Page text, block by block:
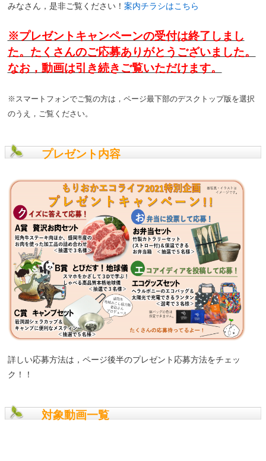
みなさん，是非ご覧ください！ 案内チラシはこちら
※プレゼントキャンペーンの受付は終了しまし
た。たくさんのご応募ありがとうございました。
なお，動画は引き続きご覧いただけます。
※スマートフォンでご覧の方は，ページ最下部のデスクトップ版を選択
のうえ，ご覧ください。
プレゼント内容
詳しい応募方法は，ページ後半のプレゼント応募方法をチェッ
ク！！
対象動画一覧